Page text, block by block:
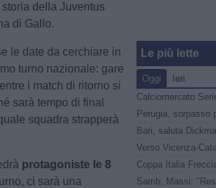
della Juventus
di Gallo.
le date da cerchiare in
turno nazionale: gare
i match di ritorno si
sarà tempo di final
squadra strapperà
protagoniste le 8
ci sarà una
Le più lette
Oggi
Ieri
Perugia, sorpasso
Bari, saluta
Coppa Italia